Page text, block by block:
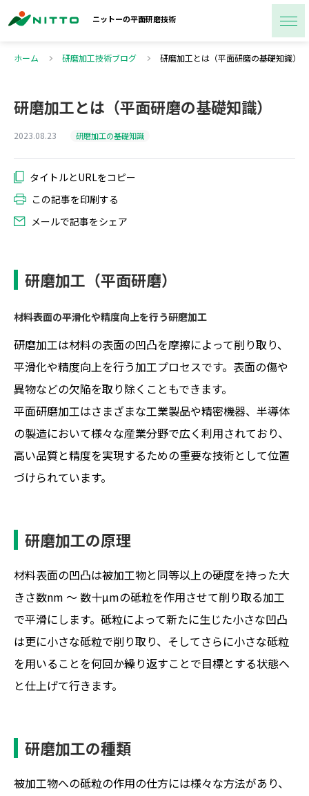
ニットーの平面研磨技術
ホーム 研磨加工技術ブログ 研磨加工とは（平面研磨の基礎知識）
研磨加工とは（平面研磨の基礎知識）
2023.08.23 研磨加工の基礎知識
この記事を印刷する
メールで記事をシェア
研磨加工（平面研磨）
材料表面の平滑化や精度向上を行う研磨加工
研磨加工は材料の表面の凹凸を摩擦によって削り取り、
平滑化や精度向上を行う加工プロセスです。表面の傷や
異物などの欠陥を取り除くこともできます。
平面研磨加工はさまざまな工業製品や精密機器、半導体
の製造において様々な産業分野で広く利用されており、
高い品質と精度を実現するための重要な技術として位置
づけられています。
研磨加工の原理
材料表面の凹凸は被加工物と同等以上の硬度を持った大
きさ数nm ～ 数十μmの砥粒を作用させて削り取る加工
で平滑にします。砥粒によって新たに生じた小さな凹凸
は更に小さな砥粒で削り取り、そしてさらに小さな砥粒
を用いることを何回か繰り返すことで目標とする状態へ
と仕上げて行きます。
研磨加工の種類
被加工物への砥粒の作用の仕方には様々な方法があり、